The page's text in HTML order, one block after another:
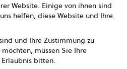
Presse
Website. Einige von ihnen sind
helfen, diese Website und Ihre
und Ihre Zustimmung zu
müssen Sie Ihre
bitten.